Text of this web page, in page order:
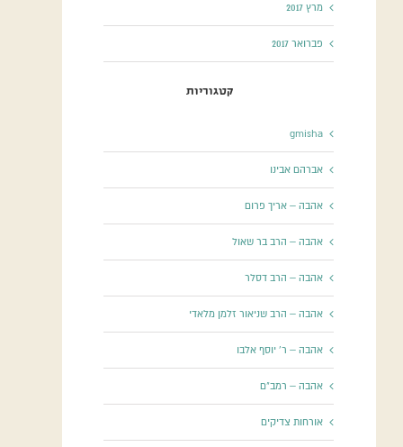
מרץ 2017
פברואר 2017
קטגוריות
gmisha
אברהם אבינו
אהבה – אריך פרום
אהבה – הרב בר שאול
אהבה – הרב דסלר
אהבה – הרב שניאור זלמן מלאדי
אהבה – ר' יוסף אלבו
אהבה – רמב"ם
אורחות צדיקים